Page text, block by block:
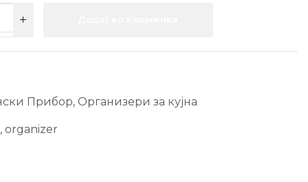
Прибор, Организери за кујна
, organizer